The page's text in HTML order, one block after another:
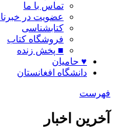
تماس با ما
عضویت در
کتابشناسی
فروشگاه کتاب
■ پخش زنده
♥ حامیان
دانشگاه افغانستان
فهرست
آخرین اخبار